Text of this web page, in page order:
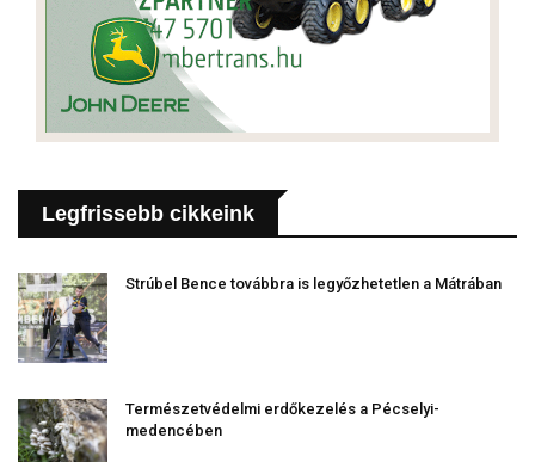
Legfrissebb cikkeink
Strúbel Bence továbbra is legyőzhetetlen a Mátrában
Természetvédelmi erdőkezelés a Pécselyi-
medencében